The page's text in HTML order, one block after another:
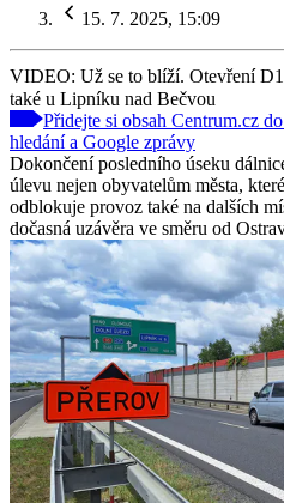
15. 7. 2025, 15:09
VIDEO: Už se to blíží. Otevření
také u Lipníku nad Bečvou
Přidejte si obsah Centrum.cz
hledání a Google zprávy
Dokončení posledního úseku
úlevu nejen obyvatelům města,
odblokuje provoz také na dalších
dočasná uzávěra ve směru od